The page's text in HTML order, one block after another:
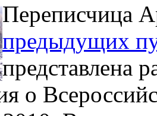
Переписчица
предыдущих
представлена
о